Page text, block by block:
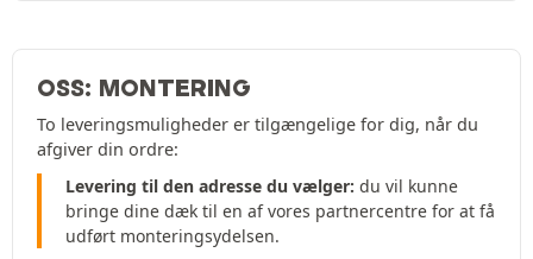
OSS: MONTERING
To leveringsmuligheder er tilgængelige for dig, når du
afgiver din ordre:
Levering til den adresse du vælger: du vil kunne
bringe dine dæk til en af vores partnercentre for at få
udført monteringsydelsen.